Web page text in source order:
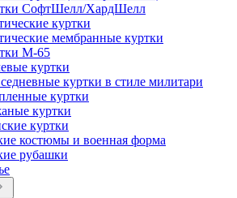
СофтШелл/ХардШелл
куртки
мембранные куртки
М-65
куртки
куртки в стиле милитари
куртки
куртки
куртки
костюмы и военная форма
рубашки